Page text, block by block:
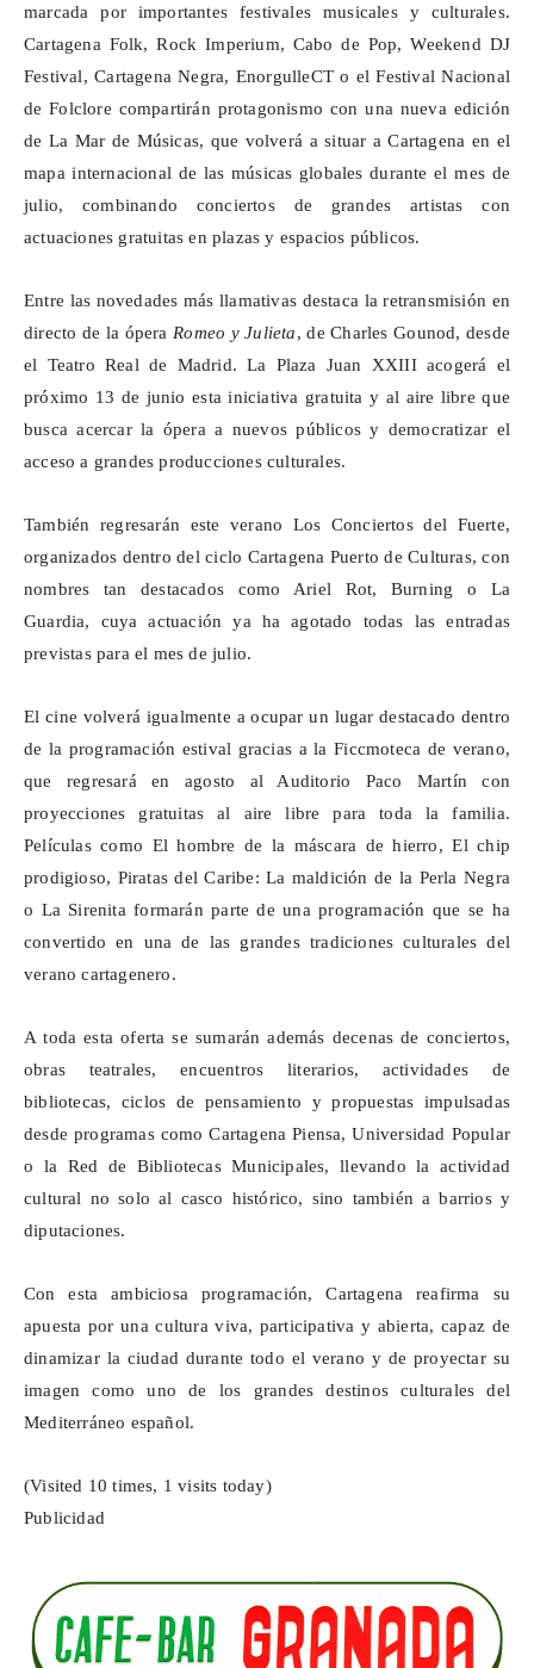
marcada por importantes festivales musicales y culturales.
Cartagena Folk, RockImperium, Cabo de Pop,Weekend DJ
Festival, Cartagena Negra, EnorgulleCTo el Festival Nacional
de Folclore compartirán protagonismo con una nueva edición
de La Mar de Músicas, que volverá a situar a Cartagena en el
mapa internacional de las músicas globales durante el mes de
julio, combinando conciertos de grandes artistas con
actuaciones gratuitas en plazas y espacios públicos.
Entre las novedades más llamativas destaca la retransmisión en
directo de la ópera Romeo y Julieta, de Charles Gounod, desde
el Teatro Real de Madrid. La Plaza Juan XXIII acogerá el
próximo 13 de junio esta iniciativa gratuita y al aire libre que
busca acercar la ópera a nuevos públicos y democratizar el
acceso a grandes producciones culturales.
También regresarán este verano Los Conciertos del Fuerte,
organizados dentro del ciclo Cartagena Puerto de Culturas, con
nombres tan destacados como Ariel Rot, Burning o La
Guardia, cuya actuación ya ha agotado todas las entradas
previstas para el mes de julio.
El cine volverá igualmente a ocupar un lugar destacado dentro
de la programación estival gracias a laFiccmoteca de verano,
que regresará en agosto al Auditorio Paco Martín con
proyecciones gratuitas al aire libre para toda la familia.
Películas como El hombre de la máscara de hierro, El chip
prodigioso, Piratas del Caribe: La maldición de la Perla Negra
o La Sirenita formarán parte de una programación que se ha
convertido en una de las grandes tradiciones culturales del
verano cartagenero.
A toda esta oferta se sumarán además decenas de conciertos,
obras teatrales, encuentros literarios, actividades de
bibliotecas, ciclos de pensamiento y propuestas impulsadas
desde programas como Cartagena Piensa, Universidad Popular
o la Red de Bibliotecas Municipales, llevando la actividad
cultural no solo al casco histórico, sino también a barrios y
diputaciones.
Con esta ambiciosa programación, Cartagena reafirma su
apuesta por una cultura viva, participativa y abierta, capaz de
dinamizar la ciudad durante todo el verano y de proyectar su
imagen como uno de los grandes destinos culturales del
Mediterráneo español.
(Visited 10 times, 1 visits today)
Publicidad